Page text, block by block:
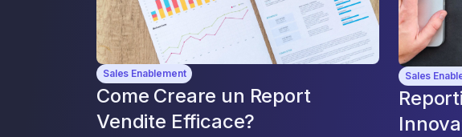
Sales Enablement
Come Creare un Report
Vendite Efficace?
Sales